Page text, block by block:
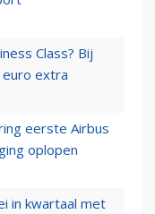
Class? Bij
extra
eerste Airbus
oplopen
in kwartaal met